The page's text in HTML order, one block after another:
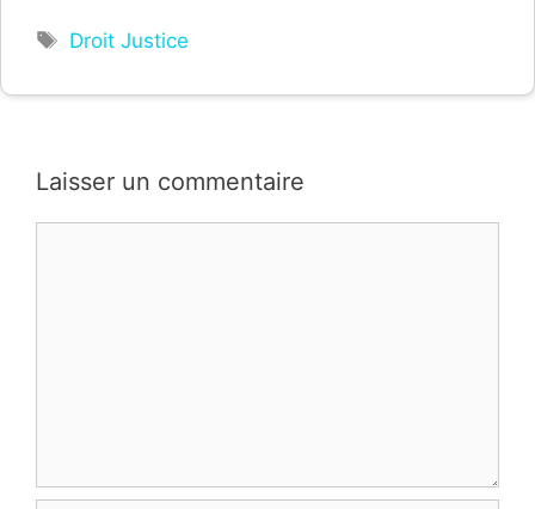
Étiquettes
Droit Justice
Laisser un commentaire